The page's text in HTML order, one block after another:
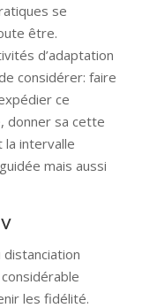
se
être.
d’adaptation
considérer: faire
ce
donner sa cette
la intervalle
mais aussi
les fidélité.